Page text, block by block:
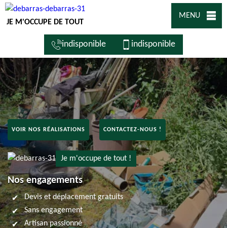
JE M'OCCUPE DE TOUT
MENU
indisponible indisponible
VOIR NOS RÉALISATIONS CONTACTEZ-NOUS !
Je m'occupe de tout !
Nos engagements
Devis et déplacement gratuits
Sans engagement
Artisan passionné